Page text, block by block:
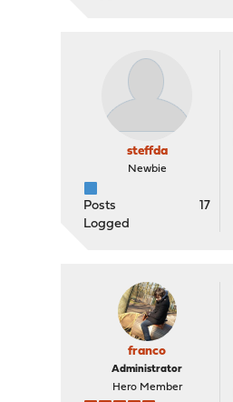
steffda
Newbie
Posts
17
Logged
franco
Administrator
Hero Member